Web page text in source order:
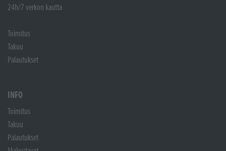
24h/7 verkon kautta
Toimitus
Takuu
Palautukset
INFO
Toimitus
Takuu
Palautukset